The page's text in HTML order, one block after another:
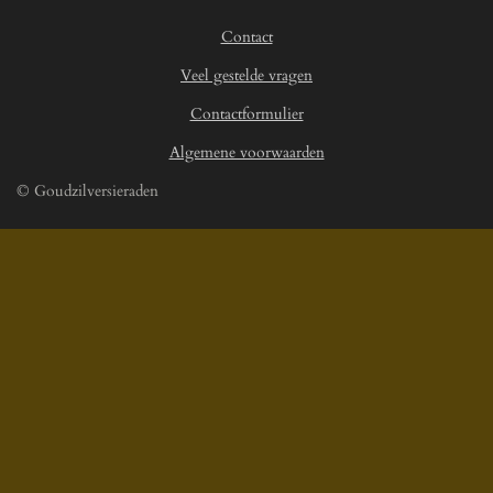
n
Contact
Veel gestelde vragen
Contactformulier
Algemene voorwaarden
© Goudzilversieraden